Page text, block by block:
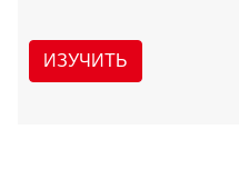
ИЗУЧИТЬ